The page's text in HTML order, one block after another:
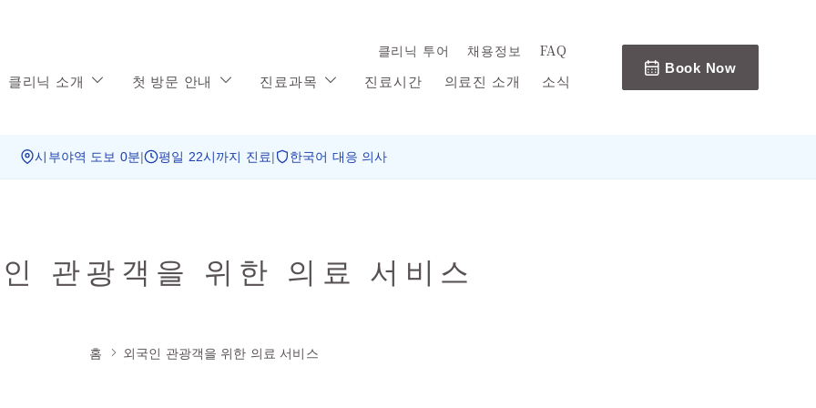
클리닉 투어 채용정보 FAQ
클리닉 소개 첫 방문 안내 진료과목 진료시간 의료진 소개 소식
Book Now
시부야역 도보 0분| 평일 22시까지 진료| 한국어 대응 의사
관광객을 위한 의료 서비스
홈 외국인 관광객을 위한 의료 서비스